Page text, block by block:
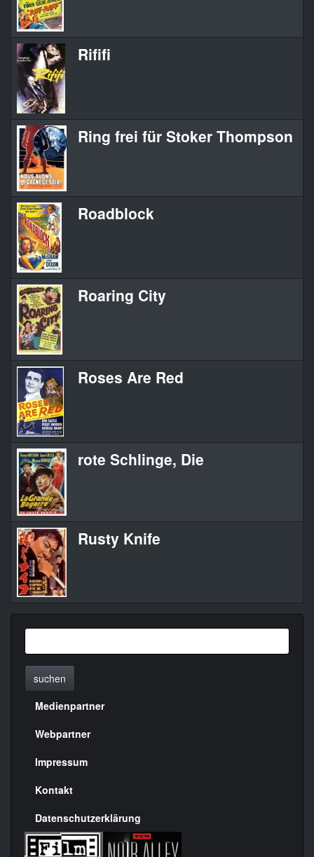
Rififi
Ring frei für Stoker Thompson
Roadblock
Roaring City
Roses Are Red
rote Schlinge, Die
Rusty Knife
suchen
Menülinks
rechte
Seite
Medienpartner
Webpartner
Impressum
Kontakt
Datenschutzerklärung